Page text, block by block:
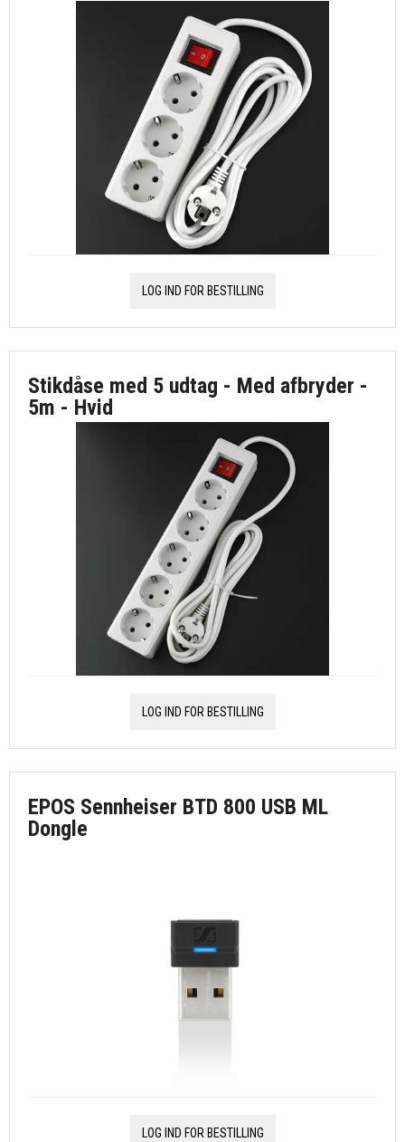
LOG IND FOR BESTILLING
Stikdåse med 5 udtag - Med afbryder -
5m - Hvid
LOG IND FOR BESTILLING
EPOS Sennheiser BTD 800 USB ML
Dongle
LOG IND FOR BESTILLING